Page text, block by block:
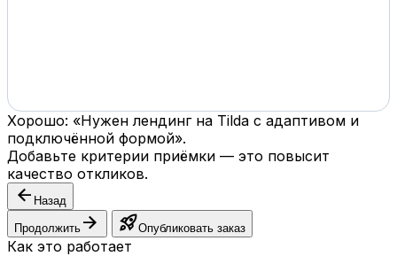
Хорошо: «Нужен лендинг на Tilda с адаптивом и
подключённой формой».
Добавьте критерии приёмки — это повысит
качество откликов.
arrow_back Назад
Продолжить arrow_forward rocket_launchОпубликовать заказ
Как это работает